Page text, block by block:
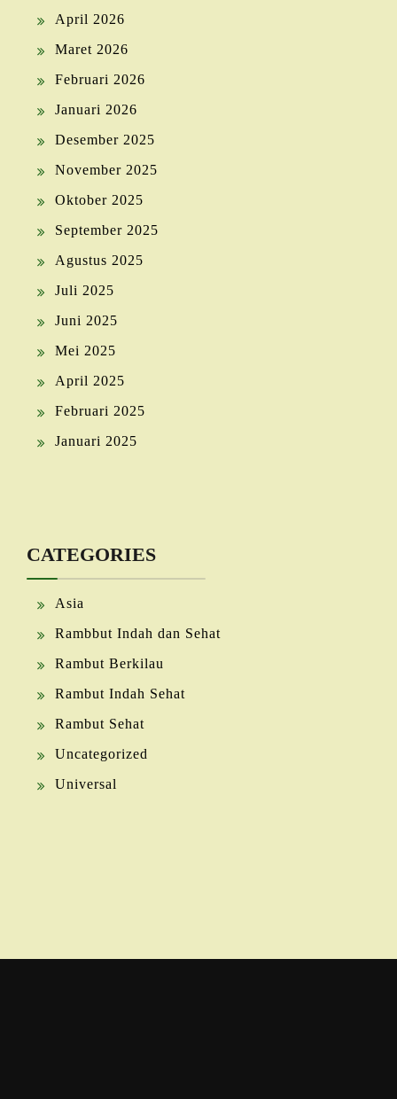
April 2026
Maret 2026
Februari 2026
Januari 2026
Desember 2025
November 2025
Oktober 2025
September 2025
Agustus 2025
Juli 2025
Juni 2025
Mei 2025
April 2025
Februari 2025
Januari 2025
CATEGORIES
Asia
Rambbut Indah dan Sehat
Rambut Berkilau
Rambut Indah Sehat
Rambut Sehat
Uncategorized
Universal